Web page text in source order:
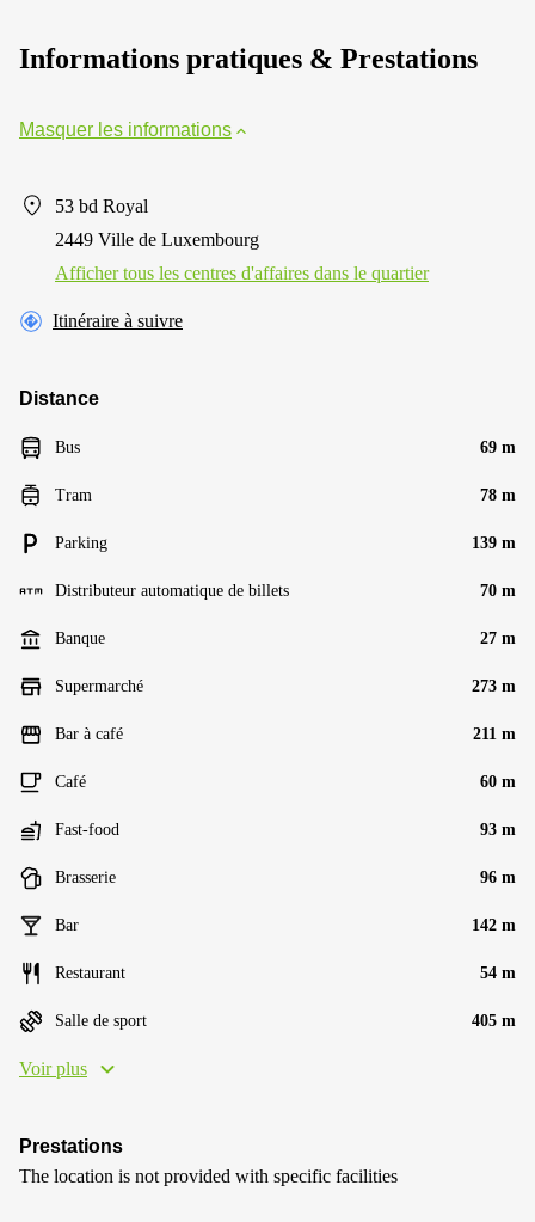
Informations pratiques & Prestations
Masquer les informations
53 bd Royal
2449 Ville de Luxembourg
Afficher tous les centres d'affaires dans le quartier
Itinéraire à suivre
Distance
Bus 69 m
Tram 78 m
Parking 139 m
Distributeur automatique de billets 70 m
Banque 27 m
Supermarché 273 m
Bar à café 211 m
Café 60 m
Fast-food 93 m
Brasserie 96 m
Bar 142 m
Restaurant 54 m
Salle de sport 405 m
Voir plus
Prestations
The location is not provided with specific facilities